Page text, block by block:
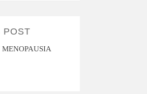
POST
MENOPAUSIA